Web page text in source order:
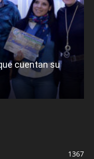
cuentan su
1367